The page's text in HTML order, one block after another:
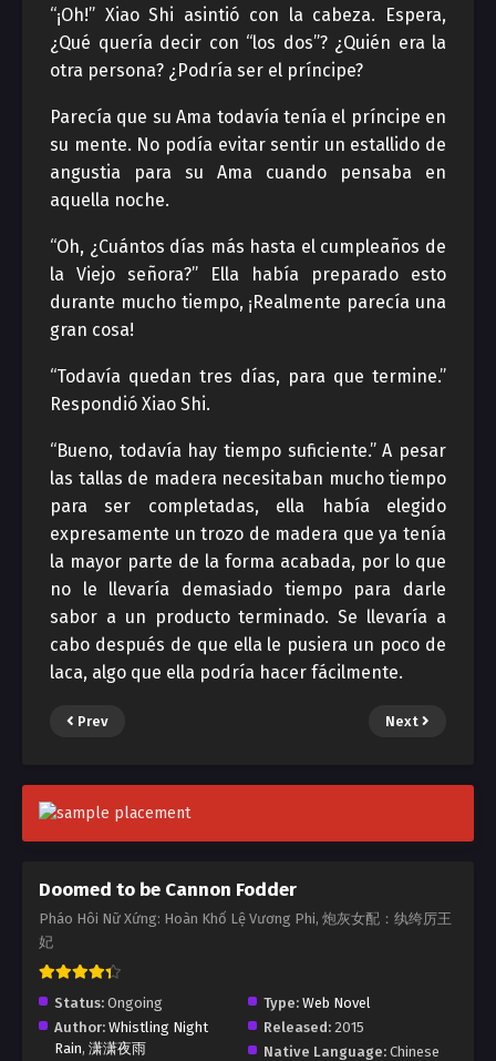
“¡Oh!” Xiao Shi asintió con la cabeza. Espera,
¿Qué quería decir con “los dos”? ¿Quién era la
otra persona? ¿Podría ser el príncipe?
Parecía que su Ama todavía tenía el príncipe en
su mente. No podía evitar sentir un estallido de
angustia para su Ama cuando pensaba en
aquella noche.
“Oh, ¿Cuántos días más hasta el cumpleaños de
la Viejo señora?” Ella había preparado esto
durante mucho tiempo, ¡Realmente parecía una
gran cosa!
“Todavía quedan tres días, para que termine.”
Respondió Xiao Shi.
“Bueno, todavía hay tiempo suficiente.” A pesar
las tallas de madera necesitaban mucho tiempo
para ser completadas, ella había elegido
expresamente un trozo de madera que ya tenía
la mayor parte de la forma acabada, por lo que
no le llevaría demasiado tiempo para darle
sabor a un producto terminado. Se llevaría a
cabo después de que ella le pusiera un poco de
laca, algo que ella podría hacer fácilmente.
Prev Next
Doomed to be Cannon Fodder
Pháo Hôi Nữ Xứng: Hoàn Khố Lệ Vương Phi, 炮灰女配：纨绔厉王
妃
Status: Ongoing Type: Web Novel
Author: Whistling Night
Rain, 潇潇夜雨
Released: 2015
Native Language: Chinese